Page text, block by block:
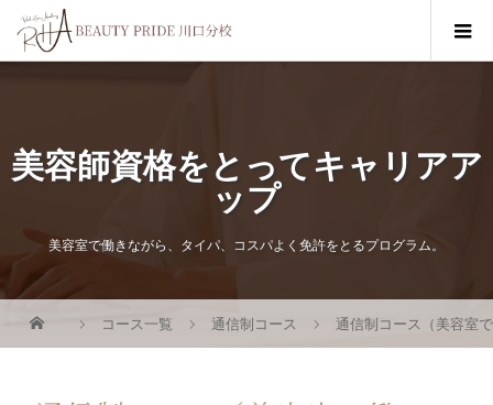
美容師資格をとってキャリアア
ップ
美容室で働きながら、タイパ、コスパよく免許をとるプログラム。
コース一覧 通信制コース 通信制コース（美容室